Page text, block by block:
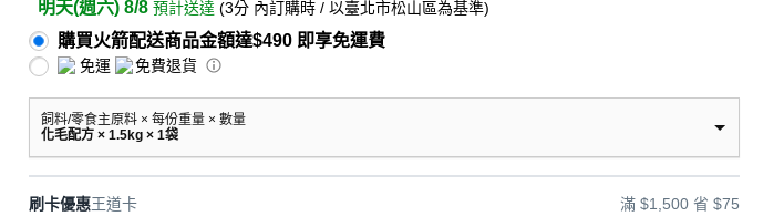
明天(週六) 8/8 預計送達 (3分 內訂購時 / 以臺北市松山區為基準)
購買火箭配送商品金額達$490 即享免運費
免運 免費退貨
飼料/零食主原料 × 每份重量 × 數量
化毛配方 × 1.5kg × 1袋
刷卡優惠王道卡
滿 $1,500 省 $75